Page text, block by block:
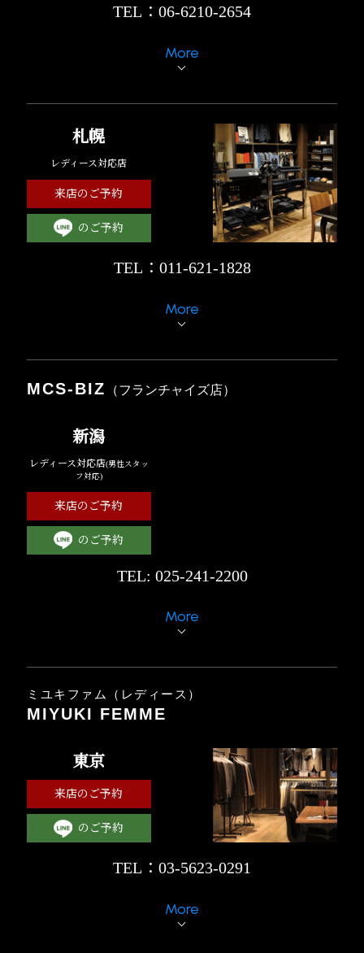
TEL：06-6210-2654
More
札幌
レディース対応店
来店のご予約
のご予約
TEL：011-621-1828
More
MCS-BIZ （フランチャイズ店）
新潟
レディース対応店(男性スタッ
フ対応)
来店のご予約
のご予約
TEL: 025-241-2200
More
ミユキファム（レディース）
MIYUKI FEMME
東京
来店のご予約
のご予約
TEL：03-5623-0291
More